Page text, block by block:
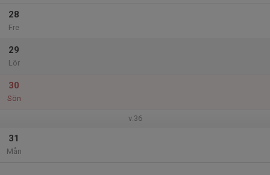
28
Fre
29
Lör
30
Sön
v.36
31
Mån